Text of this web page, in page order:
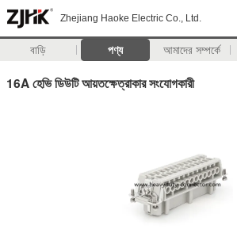
Zhejiang Haoke Electric Co., Ltd.
বাড়ি পণ্য আমাদের সম্পর্কে
16A হেভি ডিউটি ​​আয়তক্ষেত্রাকার সংযোগকারী